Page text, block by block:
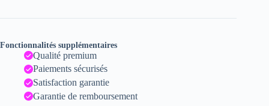
Fonctionnalités supplémentaires
Qualité premium
Paiements sécurisés
Satisfaction garantie
Garantie de remboursement